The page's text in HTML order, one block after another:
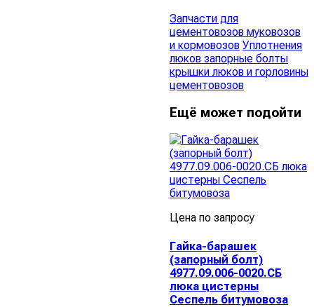
Запчасти для
цементовозов муковозов
и кормовозов Уплотнения
люков запорные болты
крышки люков и горловины
цементовозов
Ещё может подойти
Цена по запросу
Гайка-барашек
(запорный болт)
4977.09.006-0020.СБ
люка цистерны
Сеспель битумовоза